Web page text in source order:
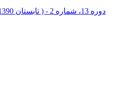
دوره 13، شماره 2 - ( تابستان 1390 )